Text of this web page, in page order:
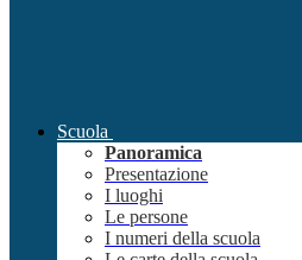
Scuola
Panoramica
Presentazione
I luoghi
Le persone
I numeri della scuola